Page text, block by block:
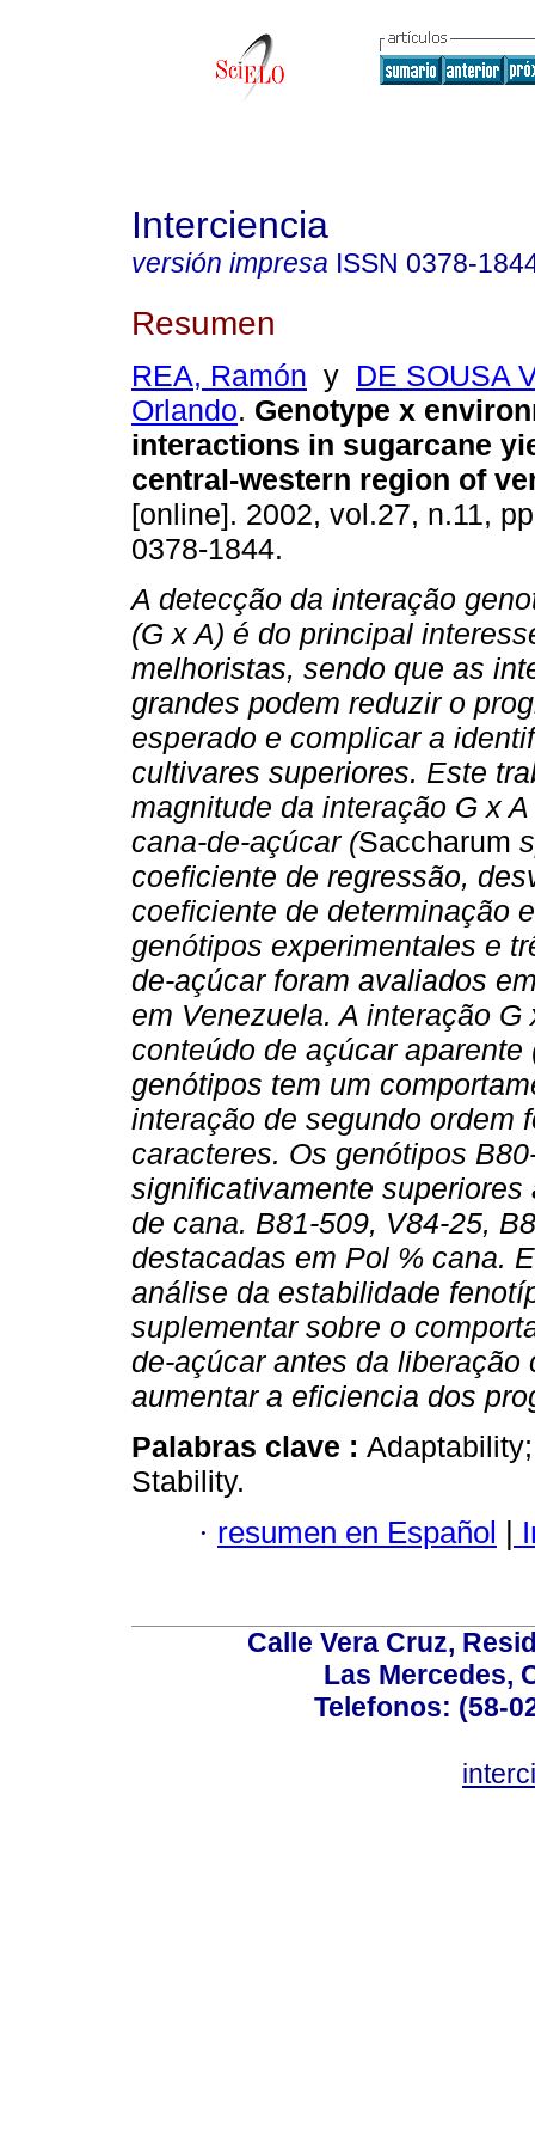
Interciencia
versión impresa ISSN 0378-
Resumen
REA, Ramón y DE SOUSA
Orlando. Genotype x
interactions in sugarcane
central-western region of
[online]. 2002, vol.27, n.11,
0378-1844.
A detecção da interação
(G x A) é do principal
melhoristas, sendo que as
grandes podem reduzir o
esperado e complicar a
cultivares superiores. Este
magnitude da interação G x
cana-de-açúcar (Saccharum
coeficiente de regressão,
coeficiente de determinação
genótipos experimentales e
de-açúcar foram avaliados
em Venezuela. A interação
conteúdo de açúcar
genótipos tem um
interação de segundo ordem
caracteres. Os genótipos
significativamente
de cana. B81-509, V84-25,
destacadas em Pol % cana.
análise da estabilidade
suplementar sobre o
de-açúcar antes da
aumentar a eficiencia dos
Palabras clave :
Stability.
· resumen en Español |
Calle Vera Cruz,
Las Mercedes,
Telefonos: (58-